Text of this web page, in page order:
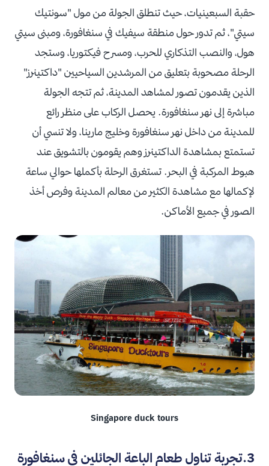
حقبة السبعينيات، حيث تنطلق الجولة من مول "سونتيك
سيتي"، ثم تدور حول منطقة سيفيك في سنغافورة، ومبنى سيتي
هول، والنصب التذكاري للحرب، ومسرح فيكتوريا، وستجد
الرحلة مصحوبة بتعليق من المرشدين السياحيين "داكتينرز"
الذين يقدمون تصور لمشاهد المدينة، ثم تتجه الجولة
مباشرة إلى نهر سنغافورة. يحصل الركاب على منظر رائع
للمدينة من داخل نهر سنغافورة وخليج مارينا، ولا تنسي أن
تستمتع بمشاهدة الداكتينرز وهم يقومون بالتشويق عند
هبوط المركبة في البحر. تستغرق الرحلة بأكملها حوالي ساعة
لإكمالها مع مشاهدة الكثير من معالم المدينة وفرص أخذ
الصور في جميع الأماكن.
Singapore duck tours
3.تجربة تناول طعام الباعة الجائلين في سنغافورة